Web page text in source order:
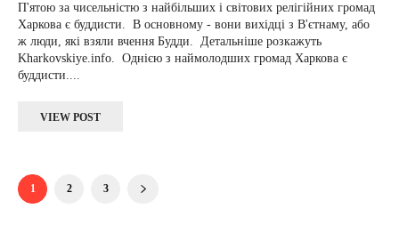
П'ятою за чисельністю з найбільших і світових релігійних громад
Харкова є буддисти. В основному - вони вихідці з В'єтнаму, або
ж люди, які взяли вчення Будди. Детальніше розкажуть
Kharkovskiye.info. Однією з наймолодших громад Харкова є
буддисти....
VIEW POST
1 2 3